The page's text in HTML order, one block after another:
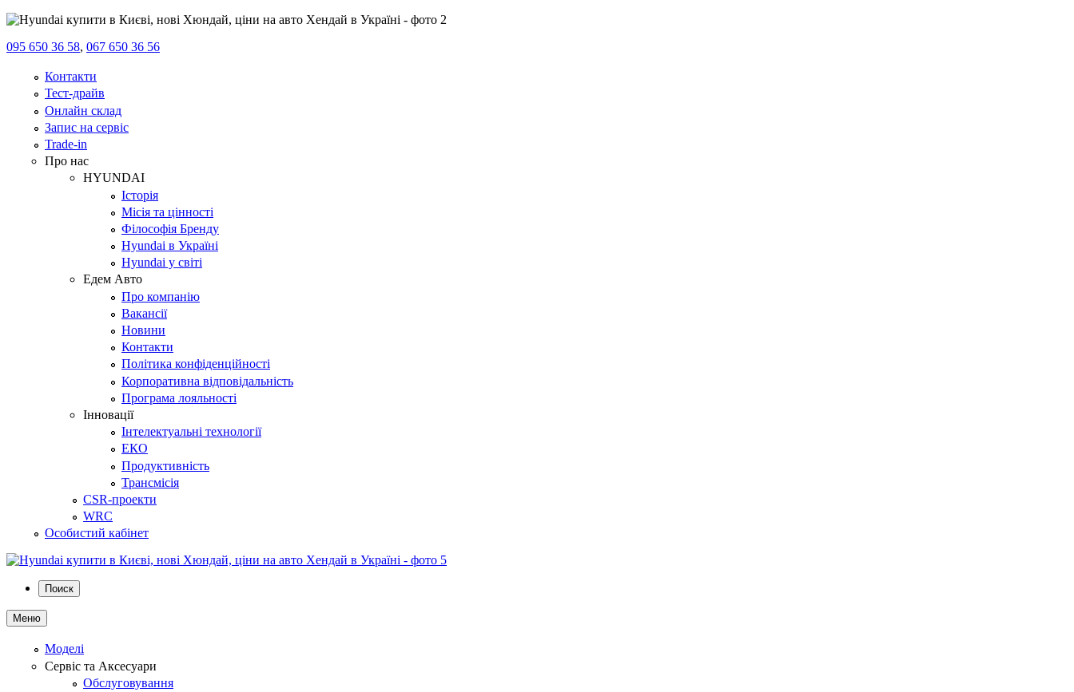
095 650 36 58, 067 650 36 56
Контакти
Тест-драйв
Онлайн склад
Запис на сервіс
Trade-in
Про нас
HYUNDAI
Історія
Місія та цінності
Філософія Бренду
Hyundai в Україні
Hyundai у світі
Едем Авто
Про компанію
Вакансії
Новини
Контакти
Політика конфіденційності
Корпоративна відповідальність
Програма лояльності
Інновації
Інтелектуальні технології
ЕКО
Продуктивність
Трансмісія
CSR-проекти
WRC
Особистий кабінет
Поиск
Меню
Моделі
Сервіс та Аксесуари
Обслуговування